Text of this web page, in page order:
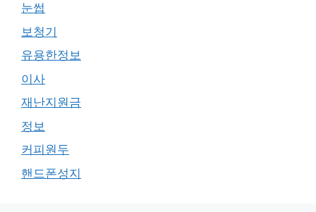
눈썹
보청기
유용한정보
이사
재난지원금
정보
커피원두
핸드폰성지